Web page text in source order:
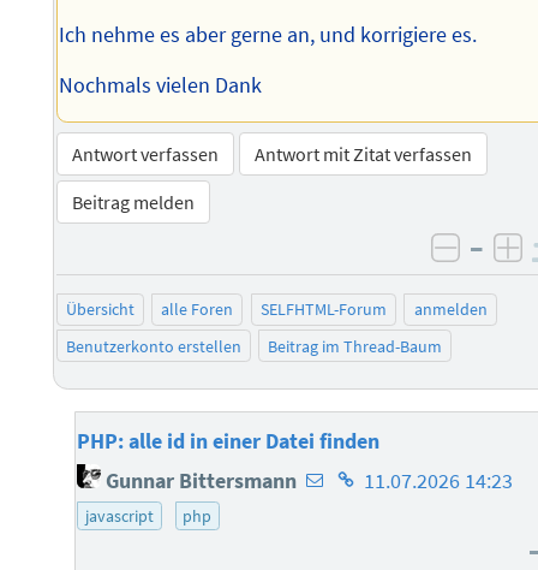
Ich nehme es aber gerne an, und korrigiere es.
Nochmals vielen Dank
Antwort verfassen
Antwort mit Zitat verfassen
Beitrag melden
–
Übersicht alle Foren SELFHTML-Forum
anmelden
Benutzerkonto erstellen
Beitrag im Thread-Baum
PHP: alle id in einer Datei finden
Gunnar Bittersmann E-
Homepage
11.07.2026 14:23
javascript php